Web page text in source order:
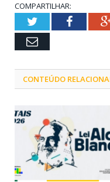
COMPARTILHAR:
Twitter
Email
CONTEÚDO